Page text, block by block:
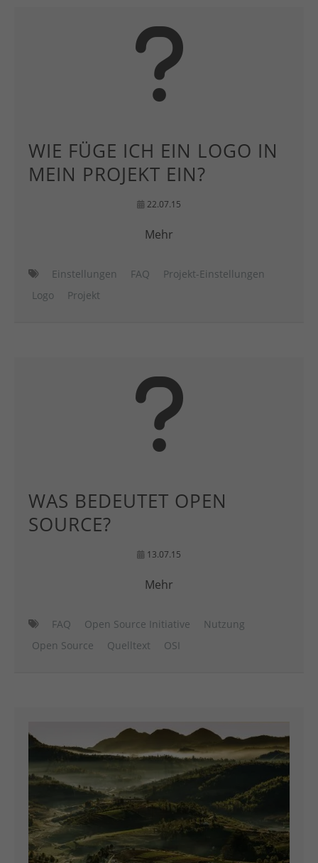
WIE FÜGE ICH EIN LOGO IN
MEIN PROJEKT EIN?
22.07.15
Mehr
Einstellungen FAQ
Projekt-Einstellungen
Logo
Projekt
WAS BEDEUTET OPEN
SOURCE?
13.07.15
Mehr
FAQ Open Source Initiative
Nutzung
Open Source
Quelltext OSI